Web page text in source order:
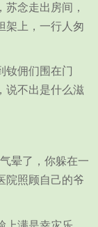
念走出房间，
架上，一行人匆
钕佣们围在门
说不出是什么滋
晕了，你躲在一
院照顾自己的爷